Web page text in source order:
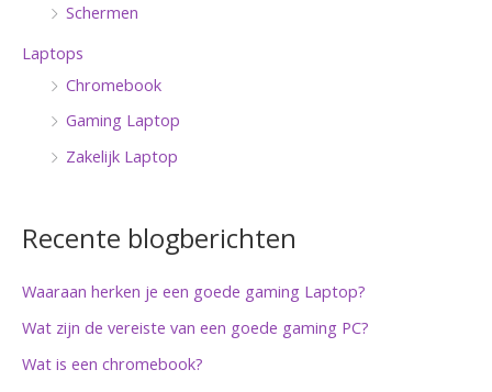
Schermen
Laptops
Chromebook
Gaming Laptop
Zakelijk Laptop
Recente blogberichten
Waaraan herken je een goede gaming Laptop?
Wat zijn de vereiste van een goede gaming PC?
Wat is een chromebook?